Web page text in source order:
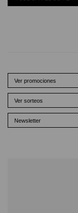
Ver promociones
Ver sorteos
Newsletter